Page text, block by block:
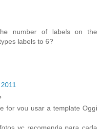
number of labels on the
labels to 6?
for vou usar a template Oggi